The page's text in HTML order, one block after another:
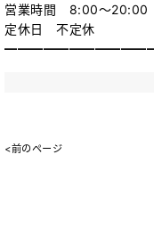
営業時間 8:00～20:00
定休日 不定休
<前のページ